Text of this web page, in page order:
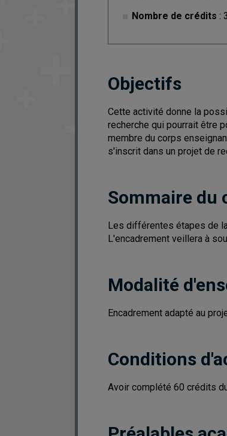
Nombre de crédits : 3
Objectifs
Cette activité donne la
recherche qui pourrait être
membre du corps
s'inscrit dans un projet de
Sommaire du
Les différentes étapes de
L'encadrement veillera à
Modalité
Encadrement adapté au
Conditions
Avoir complété 60 crédits